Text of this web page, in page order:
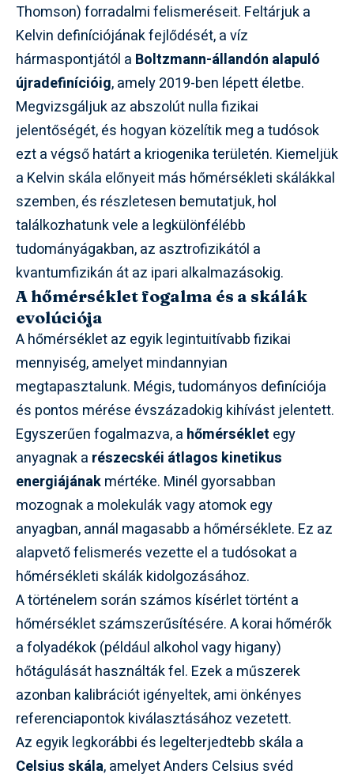
Thomson) forradalmi felismeréseit. Feltárjuk a
Kelvin definíciójának fejlődését, a víz
hármaspontjától a Boltzmann-állandón alapuló
újradefinícióig, amely 2019-ben lépett életbe.
Megvizsgáljuk az abszolút nulla fizikai
jelentőségét, és hogyan közelítik meg a tudósok
ezt a végső határt a kriogenika területén. Kiemeljük
a Kelvin skála előnyeit más hőmérsékleti skálákkal
szemben, és részletesen bemutatjuk, hol
találkozhatunk vele a legkülönfélébb
tudományágakban, az asztrofizikától a
kvantumfizikán át az ipari alkalmazásokig.
A hőmérséklet fogalma és a skálák
evolúciója
A hőmérséklet az egyik legintuitívabb fizikai
mennyiség, amelyet mindannyian
megtapasztalunk. Mégis, tudományos definíciója
és pontos mérése évszázadokig kihívást jelentett.
Egyszerűen fogalmazva, a hőmérséklet egy
anyagnak a részecskéi átlagos kinetikus
energiájánakmértéke. Minél gyorsabban
mozognak a molekulák vagy atomok egy
anyagban, annál magasabb a hőmérséklete. Ez az
alapvető felismerés vezette el a tudósokat a
hőmérsékleti skálák kidolgozásához.
A történelem során számos kísérlet történt a
hőmérséklet számszerűsítésére. A korai hőmérők
a folyadékok (például alkohol vagy higany)
hőtágulását használták fel. Ezek a műszerek
azonban kalibrációt igényeltek, ami önkényes
referenciapontok kiválasztásához vezetett.
Az egyik legkorábbi és legelterjedtebb skála a
Celsius skála, amelyet Anders Celsius svéd